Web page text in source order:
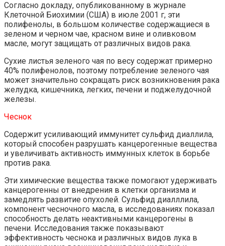
Согласно докладу, опубликованному в журнале
Клеточной Биохимии (США) в июле 2001 г, эти
полифенолы, в большом количестве содержащиеся в
зеленом и черном чае, красном вине и оливковом
масле, могут защищать от различных видов рака.
Сухие листья зеленого чая по весу содержат примерно
40% полифенолов, поэтому потребление зеленого чая
может значительно сокращать риск возникновения рака
желудка, кишечника, легких, печени и поджелудочной
железы.
Чеснок
Содержит усиливающий иммунитет сульфид диаллила,
который способен разрушать канцерогенные вещества
и увеличивать активность иммунных клеток в борьбе
против рака.
Эти химические вещества также помогают удерживать
канцерогенны от внедрения в клетки организма и
замедлять развитие опухолей. Сульфид диалллила,
компонент чесночного масла, в исследованиях показал
способность делать неактивными канцерогены в
печени. Исследования также показывают
эффективность чеснока и различных видов лука в